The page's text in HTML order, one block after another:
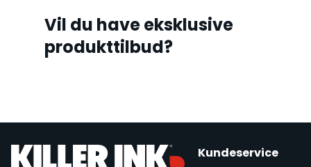
Vil du have eksklusive
produkttilbud?
Kundeservice